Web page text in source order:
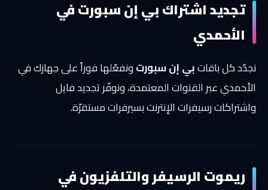
تجديد اشتراك بي إن سبورت في
الأحمدي
نجدّد كل باقاتبي إن سبورتونفعّلها فوراً على جهازك في
الأحمدي عبر القنوات المعتمدة، ونوفّر تجديد فايل
واشتراكات رسيفرات الإنترنت بسيرفرات مستقرّة.
ريموت الرسيفر والتلفزيون في